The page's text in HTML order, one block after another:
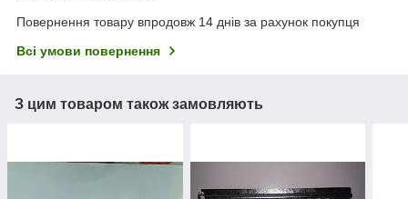
Повернення товару впродовж 14 днів за рахунок покупця
Всі умови повернення
З цим товаром також замовляють